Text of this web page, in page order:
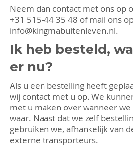
Neem dan contact met ons op
+31 515-44 35 48 of mail ons op
info@kingmabuitenleven.nl.
Ik heb besteld,
er nu?
Als u een bestelling heeft
wij contact met u op. We
met u maken over wanneer
waar. Naast dat we zelf
gebruiken we, afhankelijk van
externe transporteurs.